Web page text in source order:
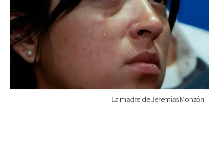
La madre de Jeremías Monzón